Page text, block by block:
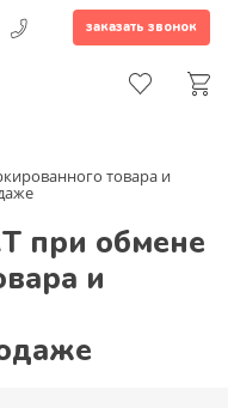
заказать звонок
товара и
при обмене
и